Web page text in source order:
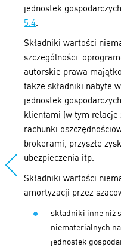
jednostek
5.4.
Składniki wartości
szczególności:
autorskie prawa
także składniki nabyte
jednostek
klientami (w tym
rachunki
brokerami, przyszłe
ubezpieczenia itp.
Składniki wartości
amortyzacji przez
składniki inne niż
niematerialnych
jednostek